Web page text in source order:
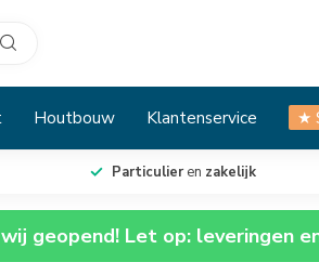
Houtbouw Klantenservice ★
Particulieren zakelijk
geopend! Let op: leveringen